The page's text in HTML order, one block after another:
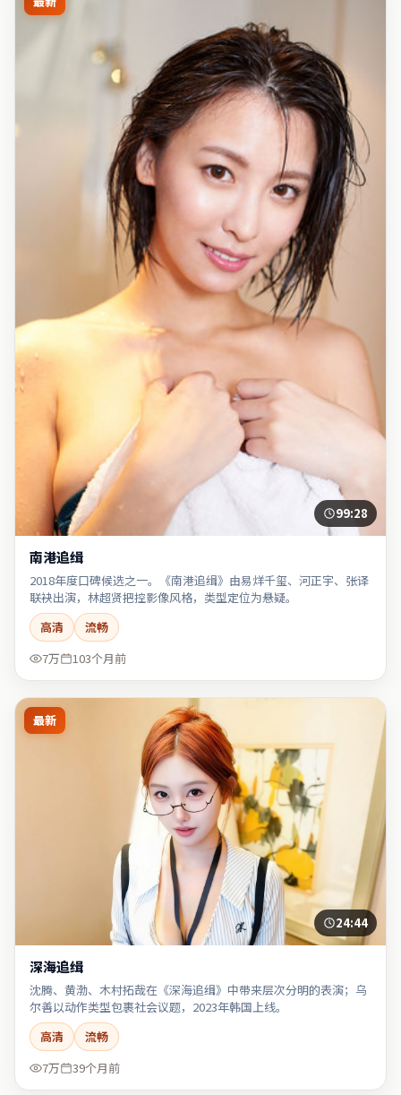
99:28
南港追缉
2018年度口碑候选之一。《南港追缉》由易烊千玺、河正宇、张译
联袂出演，林超贤把控影像风格，类型定位为悬疑。
高清
流畅
7万
103个月前
最新
24:44
深海追缉
沈腾、黄渤、木村拓哉在《深海追缉》中带来层次分明的表演；乌
尔善以动作类型包裹社会议题，2023年韩国上线。
高清
流畅
7万
39个月前